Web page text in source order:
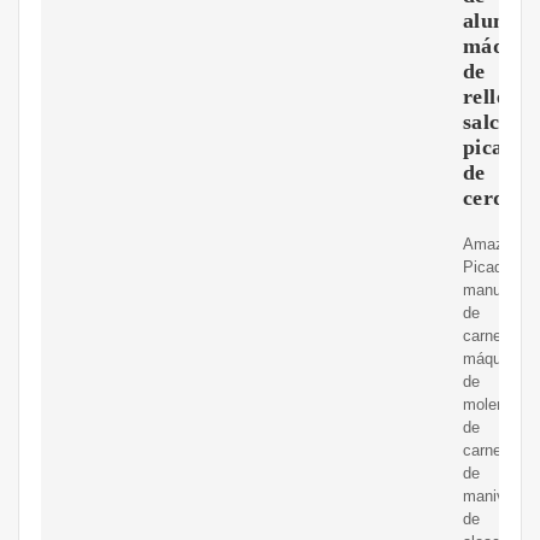
de
rellenar
de
cerdo
Picadora
manual
de
carne,
máquina
de
moler
de
carne
de
manivela
de